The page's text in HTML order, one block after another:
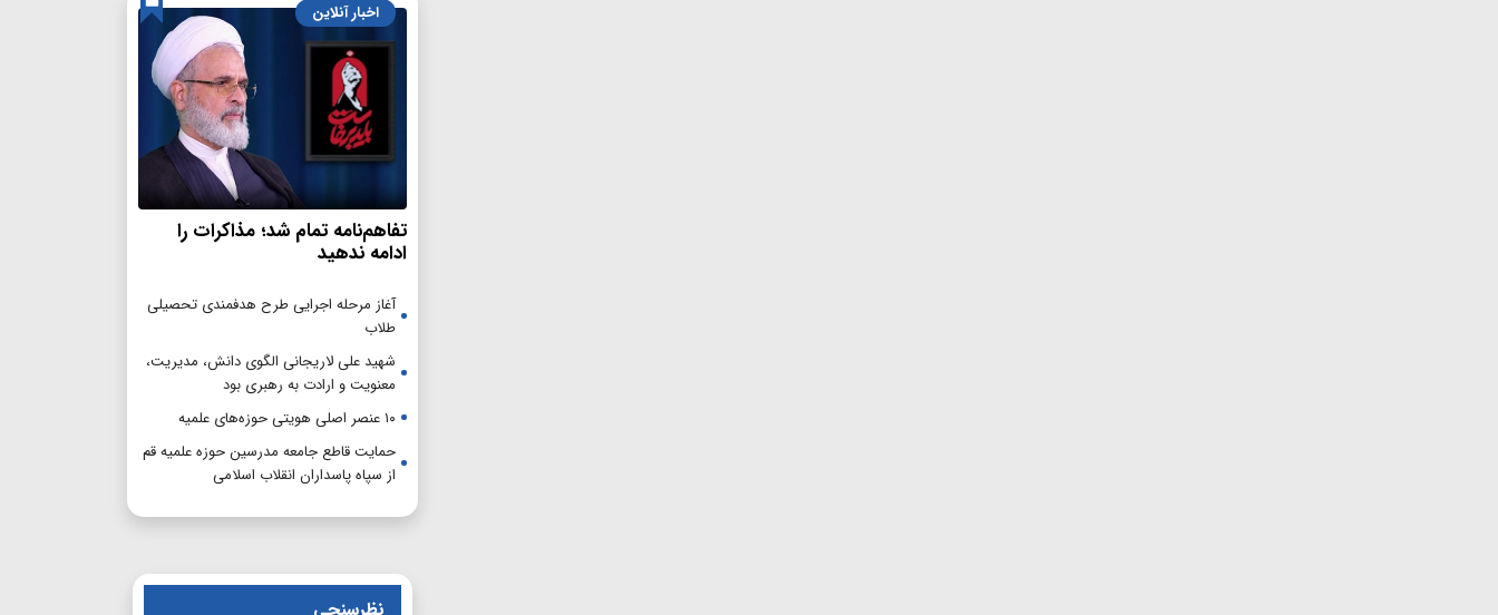
اخبار آنلاین
تفاهم‌نامه تمام شد؛ مذاکرات را
ادامه ندهید
آغاز مرحله اجرایی طرح هدفمندی تحصیلی
طلاب
شهید علی لاریجانی الگوی دانش، مدیریت،
معنویت و ارادت به رهبری بود
۱۰ عنصر اصلی هویتی حوزه‌های علمیه
حمایت قاطع جامعه مدرسین حوزه علمیه قم
از سپاه پاسداران انقلاب اسلامی